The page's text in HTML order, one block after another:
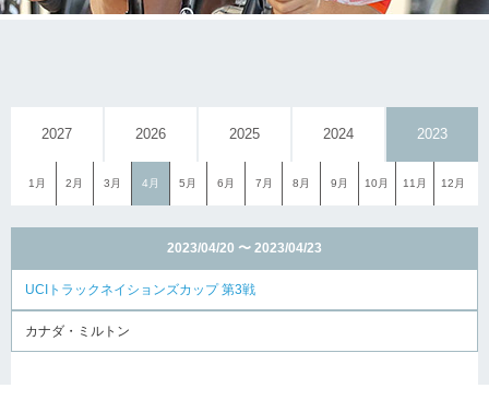
2027 2026 2025 2024 2023
1月 2月 3月 4月 5月 6月 7月 8月 9月 10月 11月 12月
2023/04/20 〜 2023/04/23
UCIトラックネイションズカップ 第3戦
カナダ・ミルトン